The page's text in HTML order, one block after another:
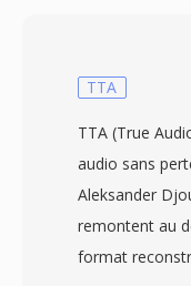
mais depouille
la production
avant
TTA
TTA (True
audio sans
Aleksander
remontent au
format